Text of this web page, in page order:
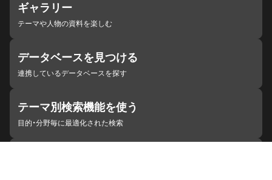
ギャラリー
テーマや人物の資料を楽しむ
データベースを見つける
連携しているデータベースを探す
テーマ別検索機能を使う
目的・分野毎に最適化された検索